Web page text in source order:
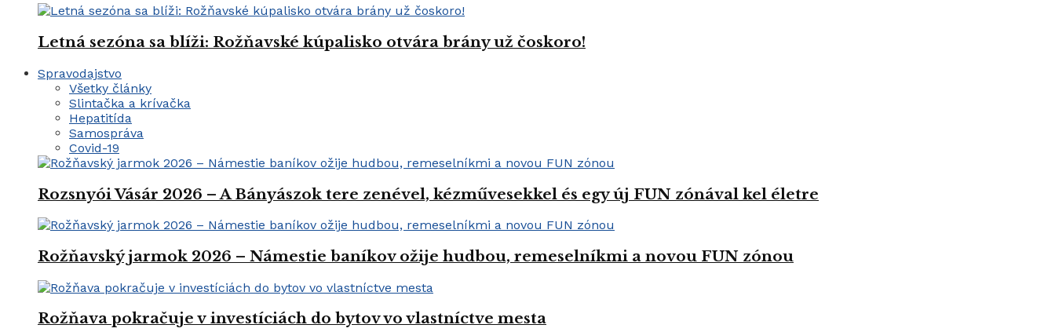
Letná sezóna sa blíži: Rožňavské kúpalisko otvára brány už čoskoro!
Spravodajstvo
Všetky články
Slintačka a krívačka
Hepatitída
Samospráva
Covid-19
Rozsnyói Vásár 2026 – A Bányászok tere zenével, kézművesekkel és egy új FUN zónával kel életre
Rožňavský jarmok 2026 – Námestie baníkov ožije hudbou, remeselníkmi a novou FUN zónou
Rožňava pokračuje v investíciách do bytov vo vlastníctve mesta